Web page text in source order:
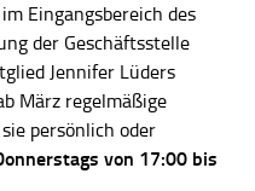
Eingangsbereich des
der Geschäftsstelle
Jennifer Lüders
März regelmäßige
persönlich oder
von 17:00 bis